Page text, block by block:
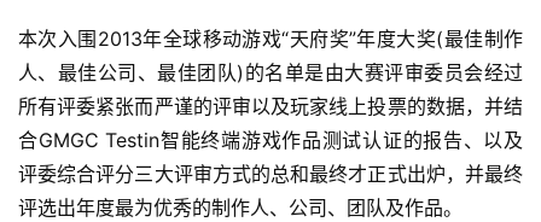
茶
原
创
游
本次入围2013年全球移动游戏“天府奖”年度大奖(最佳制作
人、最佳公司、最佳团队)的名单是由大赛评审委员会经过
所有评委紧张而严谨的评审以及玩家线上投票的数据，并结
合GMGC Testin智能终端游戏作品测试认证的报告、以及
评委综合评分三大评审方式的总和最终才正式出炉，并最终
评选出年度最为优秀的制作人、公司、团队及作品。